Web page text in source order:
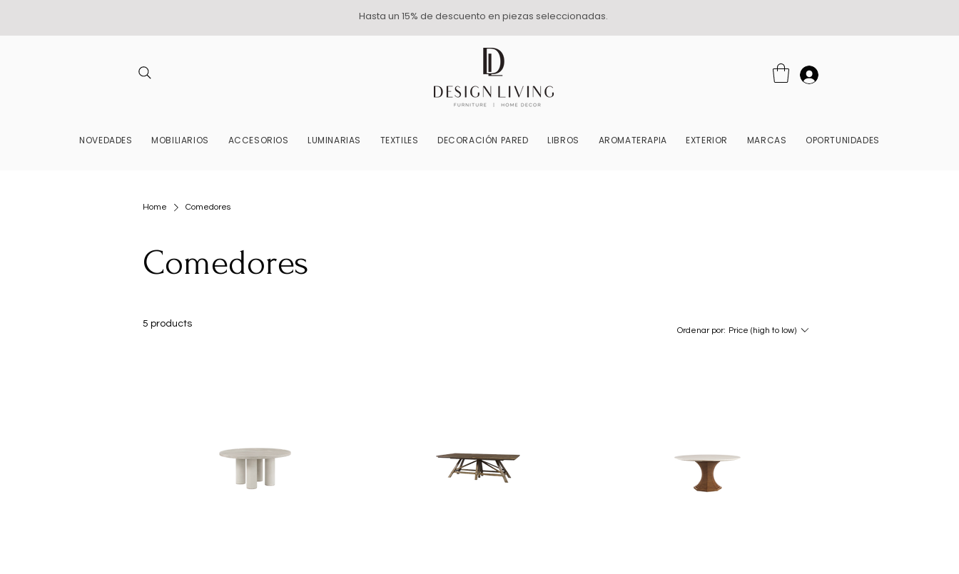
Hasta un 15% de descuento en piezas seleccionadas.
NOVEDADES MOBILIARIOS ACCESORIOS LUMINARIAS TEXTILES DECORACIÓN PARED LIBROS AROMATERAPIA EXTERIOR MARCAS OPORTUNIDADES
Home Comedores
Comedores
5 products
Ordenar por: Price (high to low)